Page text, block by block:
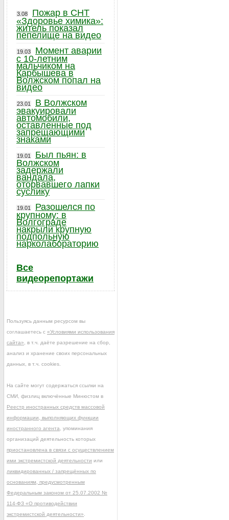
3.08
Пожар в СНТ
«Здоровье химика»:
житель показал
пепелище на видео
19.03
Момент аварии
с 10-летним
мальчиком на
Карбышева в
Волжском попал на
видео
23.01
В Волжском
эвакуировали
автомобили,
оставленные под
запрещающими
знаками
19.01
Был пьян: в
Волжском
задержали
вандала,
оторвавшего лапки
суслику
19.01
Разошелся по
крупному: в
Волгограде
накрыли крупную
подпольную
нарколабораторию
Все
видеорепортажи
Пользуясь данным ресурсом вы
соглашаетесь с «Условиями использования
сайта» , в т.ч. даёте разрешение на сбор,
анализ и хранение своих персональных
данных, в т.ч. cookies.
На сайте могут содержаться ссылки на
СМИ, физлиц включённые Минюстом в
Реестр иностранных средств массовой
информации, выполняющих функции
иностранного агента , упоминания
организаций деятельность которых
приостановлена в связи с осуществлением
ими экстремистской деятельности или
ликвидированных / запрещённых по
основаниям, предусмотренным
Федеральным законом от 25.07.2002 №
114-ФЗ «О противодействии
экстремистской деятельности»